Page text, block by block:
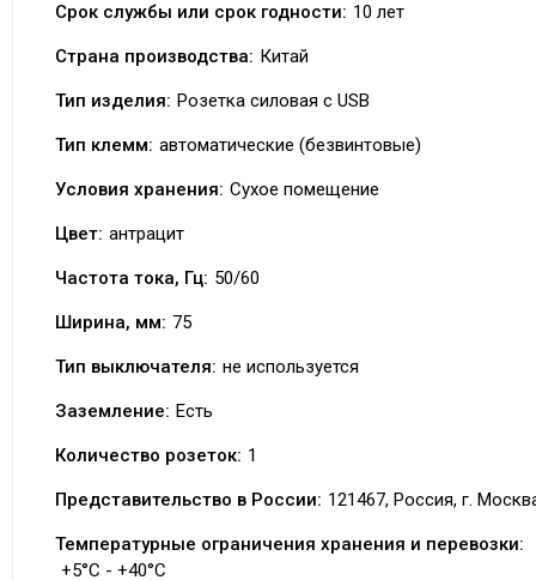
Срок службы или срок годности: 10 лет
Страна производства: Китай
Тип изделия: Розетка силовая с USB
Тип клемм: автоматические (безвинтовые)
Условия хранения: Сухое помещение
Цвет: антрацит
Частота тока, Гц: 50/60
Ширина, мм: 75
Тип выключателя: не используется
Заземление: Есть
Количество розеток: 1
Представительство в России: 121467, Россия, г.
Температурные ограничения хранения и перевозки:
+5°C - +40°C